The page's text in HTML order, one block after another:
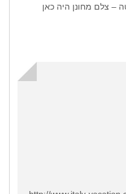
– צלם מחונן היה כאן